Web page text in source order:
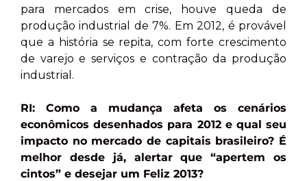
para mercados em crise, houve queda de
produção industrial de 7%. Em 2012, é provável
que a história se repita, com forte crescimento
de varejo e serviços e contração da produção
industrial.
RI: Como a mudança afeta os cenários
econômicos desenhados para 2012 e qual seu
impacto no mercado de capitais brasileiro? É
melhor desde já, alertar que “apertem os
cintos” e desejar um Feliz 2013?